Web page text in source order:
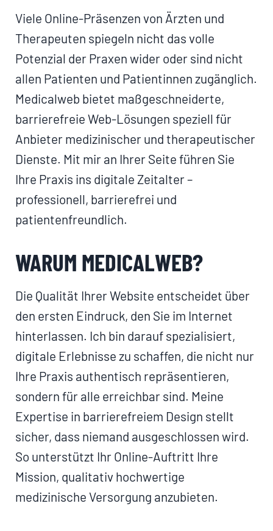
Viele Online-Präsenzen von Ärzten und
Therapeuten spiegeln nicht das volle
Potenzial der Praxen wider oder sind nicht
allen Patienten und Patientinnen zugänglich.
Medicalweb bietet maßgeschneiderte,
barrierefreie Web-Lösungen speziell für
Anbieter medizinischer und therapeutischer
Dienste. Mit mir an Ihrer Seite führen Sie
Ihre Praxis ins digitale Zeitalter –
professionell, barrierefrei und
patientenfreundlich.
WARUM MEDICALWEB?
Die Qualität Ihrer Website entscheidet über
den ersten Eindruck, den Sie im Internet
hinterlassen. Ich bin darauf spezialisiert,
digitale Erlebnisse zu schaffen, die nicht nur
Ihre Praxis authentisch repräsentieren,
sondern für alle erreichbar sind. Meine
Expertise in barrierefreiem Design stellt
sicher, dass niemand ausgeschlossen wird.
So unterstützt Ihr Online-Auftritt Ihre
Mission, qualitativ hochwertige
medizinische Versorgung anzubieten.